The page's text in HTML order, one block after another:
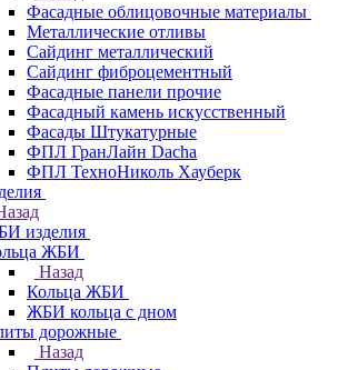
Фасадные облицовочные материалы
Металлические отливы
Сайдинг металлический
Сайдинг фиброцементный
Фасадные панели прочие
Фасадный камень искусственный
Фасады Штукатурные
ФПЛ ГранЛайн Dacha
ФПЛ ТехноНиколь Хауберк
изделия
ЖБИ
Назад
Кольца ЖБИ
ЖБИ кольца с дном
дорожные
Назад